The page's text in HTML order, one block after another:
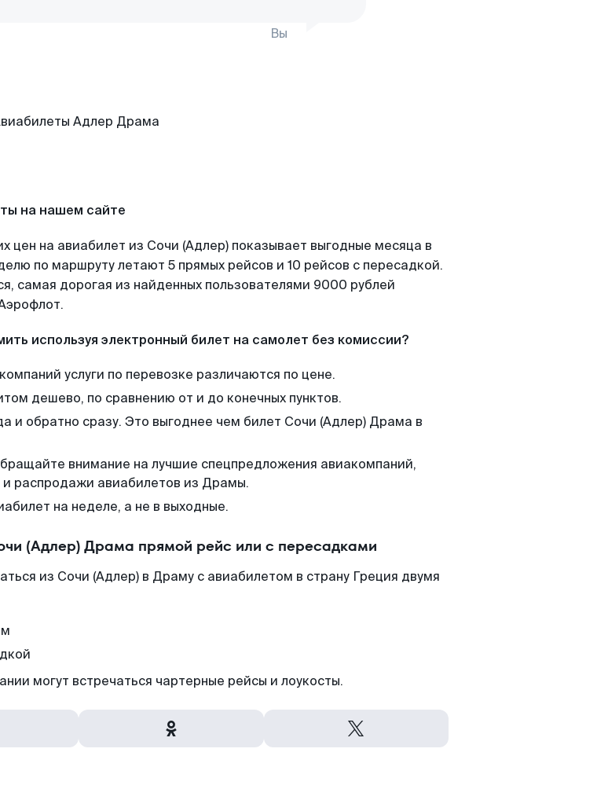
Вы
на нашем сайте
цен на авиабилет из Сочи (Адлер) показывает выгодные месяца в
по маршруту летают 5 прямых рейсов и 10 рейсов с пересадкой.
самая дорогая из найденных пользователями 9000 рублей
используя электронный билет на самолет без комиссии?
услуги по перевозке различаются по цене.
дешево, по сравнению от и до конечных пунктов.
и обратно сразу. Это выгоднее чем билет Сочи (Адлер) Драма в
внимание на лучшие спецпредложения авиакомпаний,
и распродажи авиабилетов из Драмы.
на неделе, а не в выходные.
(Адлер) Драма прямой рейс или с пересадками
из Сочи (Адлер) в Драму с авиабилетом в страну Греция двумя
могут встречаться чартерные рейсы и лоукосты.